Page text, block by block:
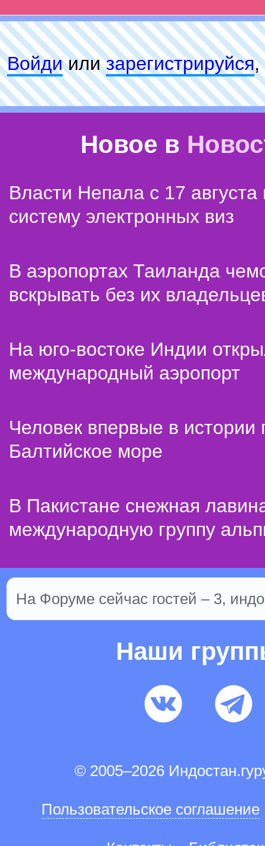
Войдиилизарeгиcтpируйся,
Новое в
Власти Непала с 17 августа
систему электронных виз
В аэропортах Таиланда
вскрывать без их
На юго-востоке Индии
международный аэропорт
Человек впервые в истории
Балтийское море
В Пакистане снежная
международную группу
На Форуме сейчас гостей – 3,
Наши
© 2005–2026
Пользовательское соглашение